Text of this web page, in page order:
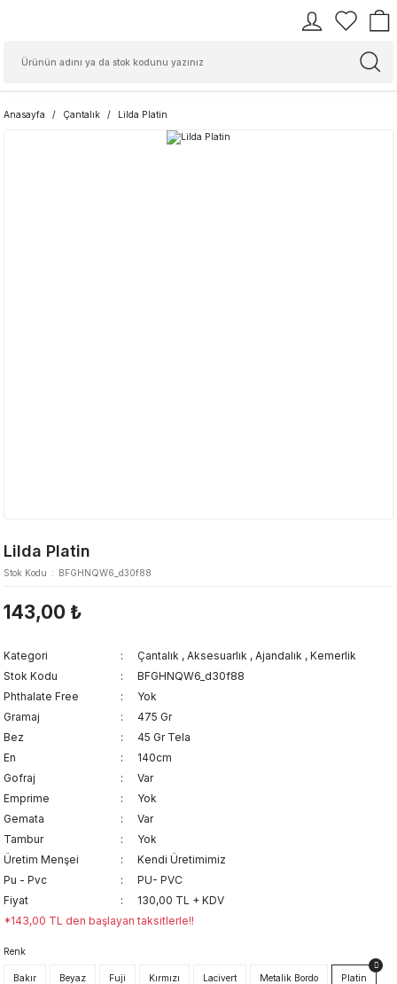
Anasayfa Çantalık Lilda Platin
Lilda Platin
Stok Kodu BFGHNQW6_d30f88
143,00 ₺
Kategori Çantalık , Aksesuarlık , Ajandalık , Kemerlik
Stok Kodu
BFGHNQW6_d30f88
Phthalate Free
Yok
Gramaj
475 Gr
Bez
45 Gr Tela
En
140cm
Gofraj
Var
Emprime
Yok
Gemata
Var
Tambur
Yok
Üretim Menşei
Kendi Üretimimiz
Pu - Pvc
PU- PVC
Fiyat
130,00 TL + KDV
*143,00 TL den başlayan taksitlerle!!
Renk
Bakır Beyaz Fuji Kırmızı Lacivert Metalik Bordo Platin